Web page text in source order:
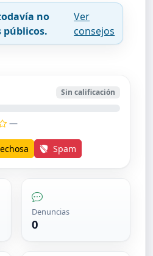
no
públicos.
Ver
consejos
Sin calificación
—
Spam
Denuncias
0